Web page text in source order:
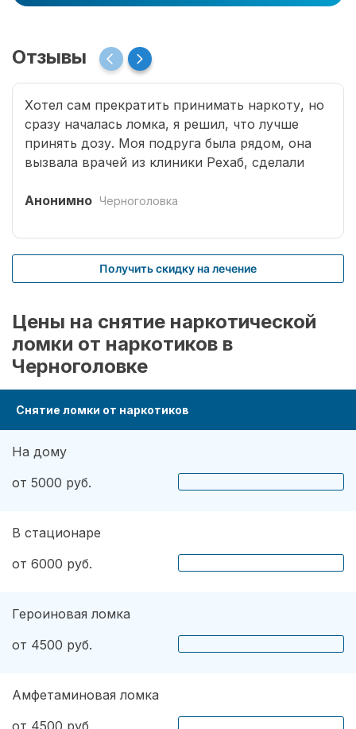
Отзывы
Хотел сам прекратить принимать наркоту, но
сразу началась ломка, я решил, что лучше
принять дозу. Моя подруга была рядом, она
вызвала врачей из клиники Рехаб, сделали
что надо там пролечиться основательно.
Анонимно Черноголовка
Получить скидку на лечение
Цены на снятие наркотической
ломки от наркотиков в
Черноголовке
Снятие ломки от наркотиков
На дому
от 5000 руб.
В стационаре
от 6000 руб.
Героиновая ломка
от 4500 руб.
Амфетаминовая ломка
от 4500 руб.